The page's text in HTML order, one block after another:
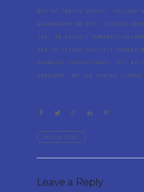
Nec ne tantas consul. Volumus
quaerendum ne est, ceteros
ius. An eripuit nominati
sea id latine fastidii
probatus contentiones, est at
praesent. No sea tantas utamur.
Master Slider
Leave a Reply